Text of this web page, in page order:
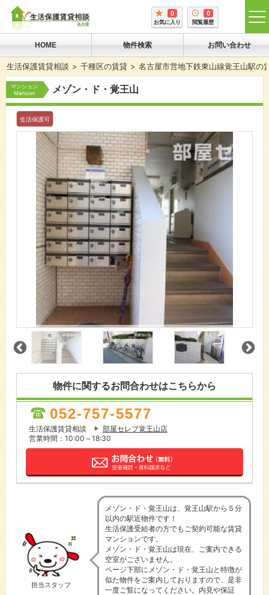
0
お気に入り
0
閲覧履歴
HOME 物件検索 お問い合わせ
生活保護賃貸相談 千種区の賃貸 名古屋市営地下鉄東山線覚王山駅の
マンション
Mansion
メゾン・ド・覚王山
生活保護可
物件に関するお問合わせはこちらから
052-757-5577
生活保護賃貸相談
部屋セレブ覚王山店
営業時間：10:00～18:30
担当スタッフ
メゾン・ド・覚王山は、覚王山駅から５分
以内の駅近物件です！
生活保護受給者の方でもご契約可能な賃貸
マンションです。
メゾン・ド・覚王山は現在、ご案内できる
空室がございません。
ページ下部にメゾン・ド・覚王山と特徴が
似た物件をご案内しておりますので、是非
一度ご覧になってください。内見や保証